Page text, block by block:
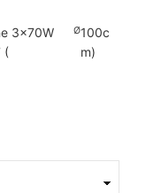
3×70W
(
Ø100c
m)